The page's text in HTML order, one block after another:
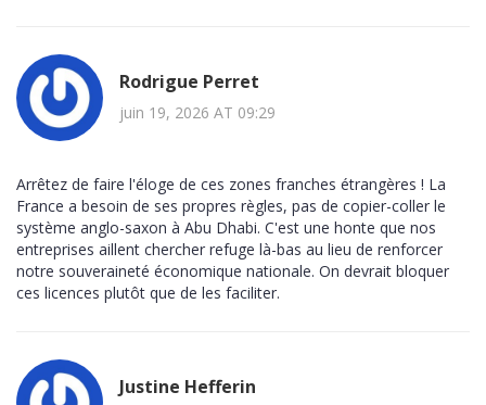
Rodrigue Perret
juin 19, 2026 AT 09:29
Arrêtez de faire l'éloge de ces zones franches étrangères ! La
France a besoin de ses propres règles, pas de copier-coller le
système anglo-saxon à Abu Dhabi. C'est une honte que nos
entreprises aillent chercher refuge là-bas au lieu de renforcer
notre souveraineté économique nationale. On devrait bloquer
ces licences plutôt que de les faciliter.
Justine Hefferin